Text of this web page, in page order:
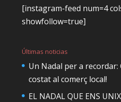
[instagram-feed num=4
showfollow=true]
Últimas noticias
Un Nadal per a
costat al comerç local!
EL NADAL QUE ENS